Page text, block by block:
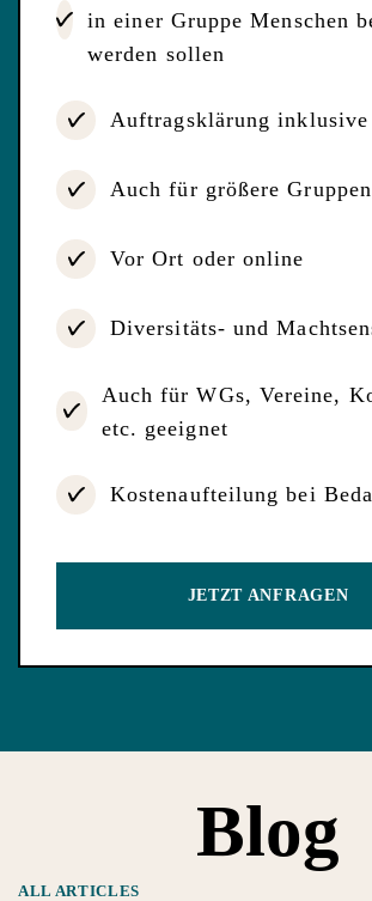
in einer Gruppe Menschen
werden sollen
Auftragsklärung inklusive
Auch für größere
Vor Ort oder online
Diversitäts- und
Auch für WGs, Vereine,
etc. geeignet
Kostenaufteilung bei
JETZT ANFRAGEN
Blog
ALL ARTICLES